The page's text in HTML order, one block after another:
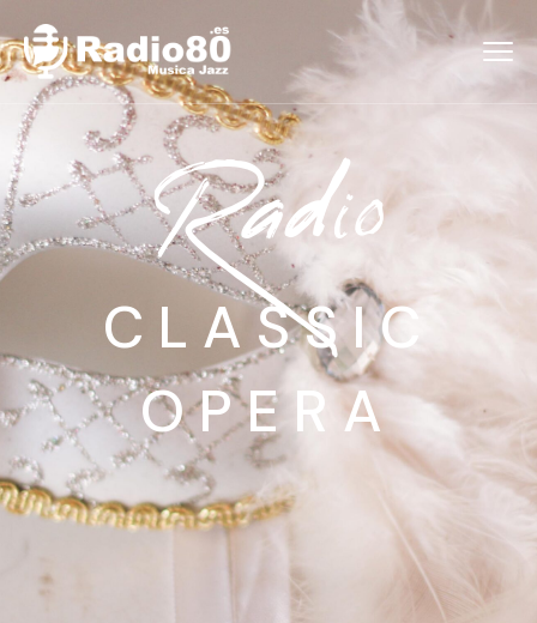
Radio
CLASSIC
OPERA